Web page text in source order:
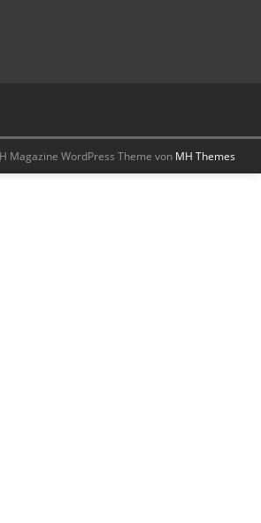
Magazine WordPress Theme von MH Themes